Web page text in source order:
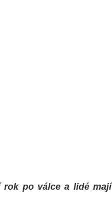
rok po válce a lidé mají